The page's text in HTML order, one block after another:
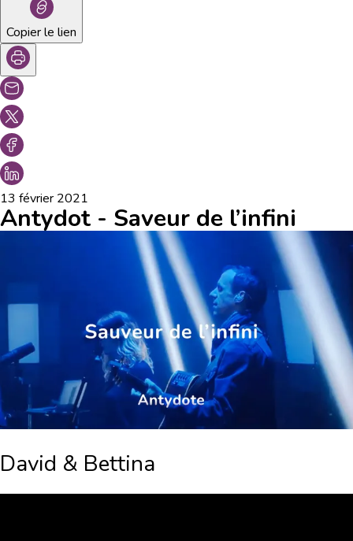
Copier le lien
13 février 2021
Antydot - Saveur de l’infini
David & Bettina